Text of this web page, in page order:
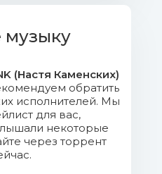
музыку
(Настя Каменских)
обратить
исполнителей. Мы
для вас,
некоторые
через торрент